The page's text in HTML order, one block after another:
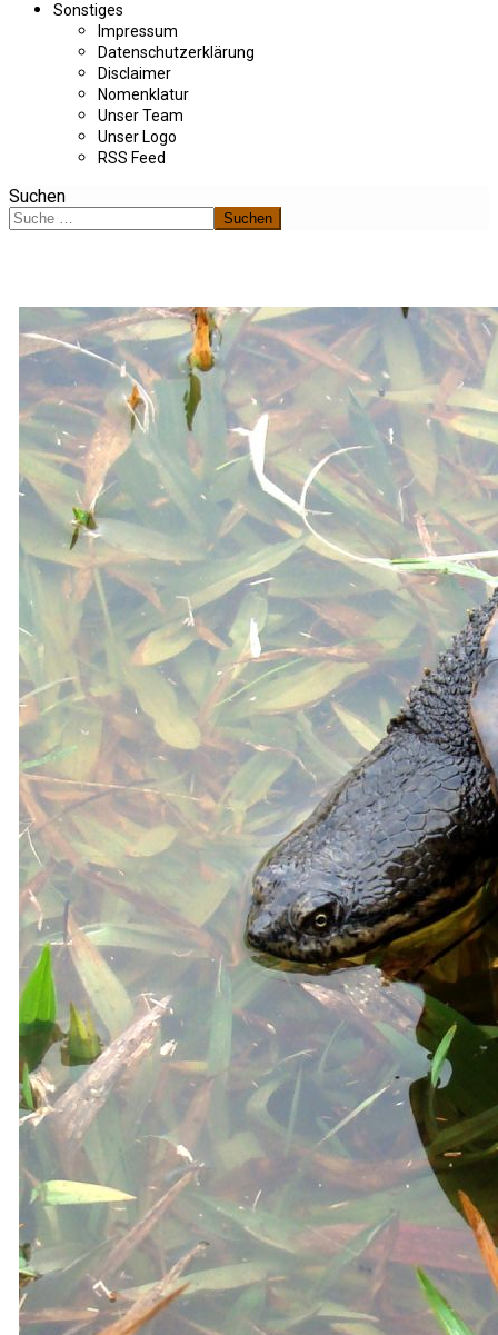
Sonstiges
Impressum
Datenschutzerklärung
Disclaimer
Nomenklatur
Unser Team
Unser Logo
RSS Feed
Suchen
Suchen